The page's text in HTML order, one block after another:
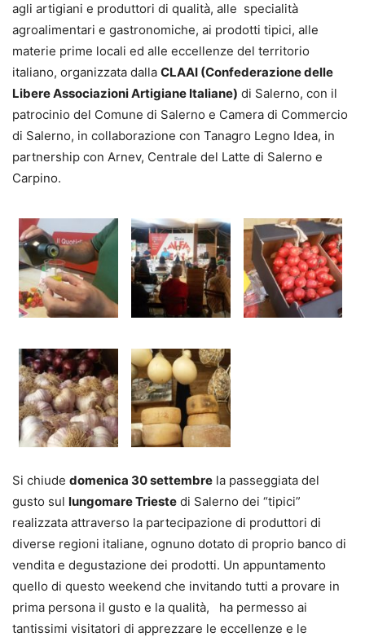
agli artigiani e produttori di qualità, alle specialità
agroalimentari e gastronomiche, ai prodotti tipici, alle
materie prime locali ed alle eccellenze del territorio
italiano, organizzata dalla CLAAI (Confederazione delle
Libere Associazioni Artigiane Italiane) di Salerno, con il
patrocinio del Comune di Salerno e Camera di Commercio
di Salerno, in collaborazione con Tanagro Legno Idea, in
partnership con Arnev, Centrale del Latte di Salerno e
Carpino.
Si chiude domenica 30 settembre la passeggiata del
gusto sul lungomare Trieste di Salerno dei “tipici”
realizzata attraverso la partecipazione di produttori di
diverse regioni italiane, ognuno dotato di proprio banco di
vendita e degustazione dei prodotti. Un appuntamento
quello di questo weekend che invitando tutti a provare in
prima persona il gusto e la qualità, ha permesso ai
tantissimi visitatori di apprezzare le eccellenze e le